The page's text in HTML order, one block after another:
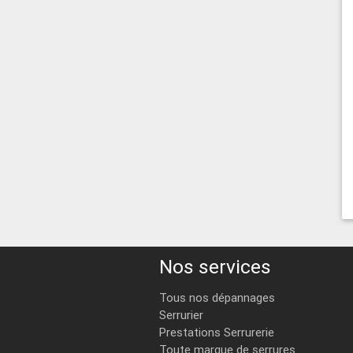
Nos services
Tous nos dépannages
Serrurier
Prestations Serrurerie
Toute marque de serrures